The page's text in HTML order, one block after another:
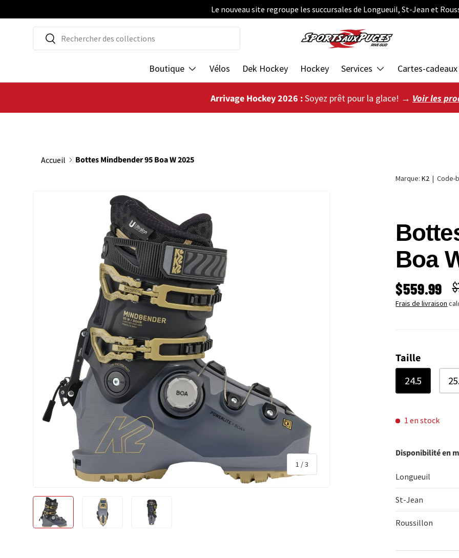
ALLER AU CONTENU
Le nouveau site regroupe les succursales de Longueuil, St-Jean et
Recherche
Rechercher
Boutique Vélos Dek Hockey Hockey Services Cartes-cadeaux
Arrivage Hockey 2026 :Soyez prêt pour la glace! → Voir les
Accueil Bottes Mindbender 95 Boa W 2025
PASSER AUX INFORMATIONS PRODUITS
1 /de
3
Marque:K2 |Code-
Boa
PRIX
$559.99
Frais de livraison
Taille
24.5
1 en stock
Disponibilité en
Longueuil
St-Jean
Roussillon